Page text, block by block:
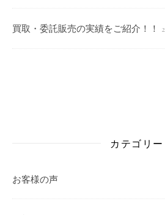
買取・委託販売の実績をご紹介！！
カテゴリー
お客様の声